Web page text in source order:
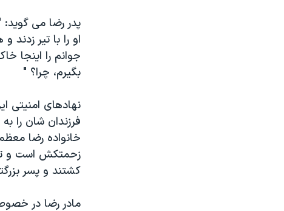
پدر رضا می گوید:
او را با تیر
جوانم را اینجا
بگیرم، چرا؟ "
نهادهای امنیتی
فرزندان شان را
خانواده رضا
زحمتکش است و
کشتند و پسر
مادر رضا در